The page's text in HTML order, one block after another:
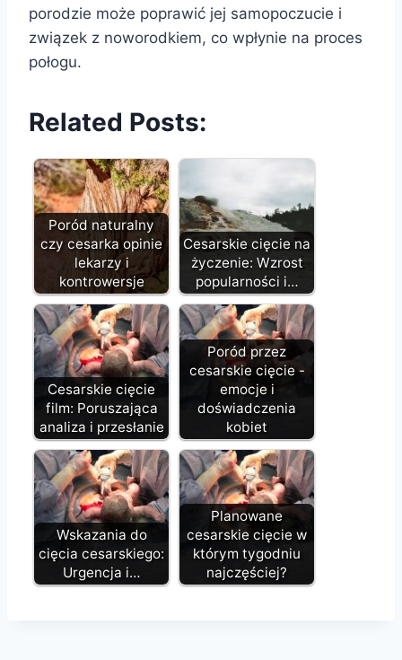
porodzie może poprawić jej samopoczucie i
związek z noworodkiem, co wpłynie na proces
połogu.
Related Posts:
Poród naturalny
czy cesarka opinie
lekarzy i
kontrowersje
Cesarskie cięcie na
życzenie: Wzrost
popularności i…
Cesarskie cięcie
film: Poruszająca
analiza i przesłanie
Poród przez
cesarskie cięcie -
emocje i
doświadczenia
kobiet
Wskazania do
cięcia cesarskiego:
Urgencja i…
Planowane
cesarskie cięcie w
którym tygodniu
najczęściej?